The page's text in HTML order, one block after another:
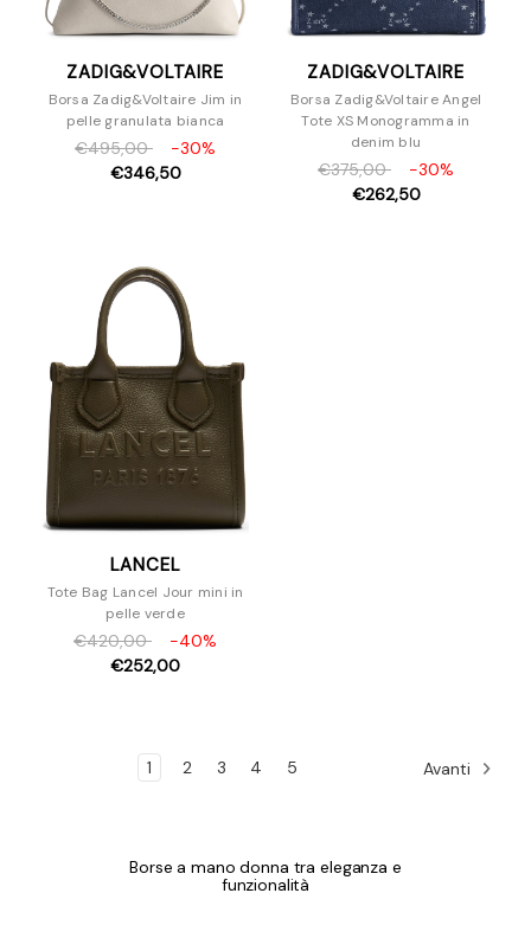
ZADIG&VOLTAIRE
Borsa Zadig&Voltaire Jim in
pelle granulata bianca
€495,00
-30%
€346,50
ZADIG&VOLTAIRE
Borsa Zadig&Voltaire Angel
Tote XS Monogramma in
denim blu
€375,00
-30%
€262,50
LANCEL
Tote Bag Lancel Jour mini in
pelle verde
€420,00
-40%
€252,00
1 2 3 4 5 Avanti
Borse a mano donna tra eleganza e
funzionalità